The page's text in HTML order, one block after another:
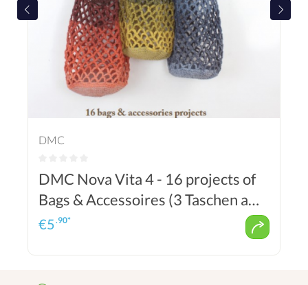
DMC
DMC Nova Vita 4 - 16 projects of
Bags & Accessoires (3 Taschen am
Cover)
€5.90*